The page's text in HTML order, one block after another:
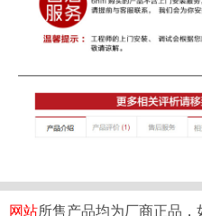
网站所售产品均为厂商正品，